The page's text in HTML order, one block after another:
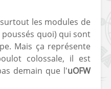
les modules de
poussés quoi) qui sont
Mais ça représente
colossale, il est
demain que l'uOFW
le
pour
TUTO -
jouer à
« .CIA »
[PSP]